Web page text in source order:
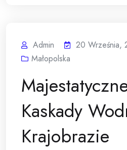
Admin
20 Września,
Małopolska
Kaskady
Krajobrazie